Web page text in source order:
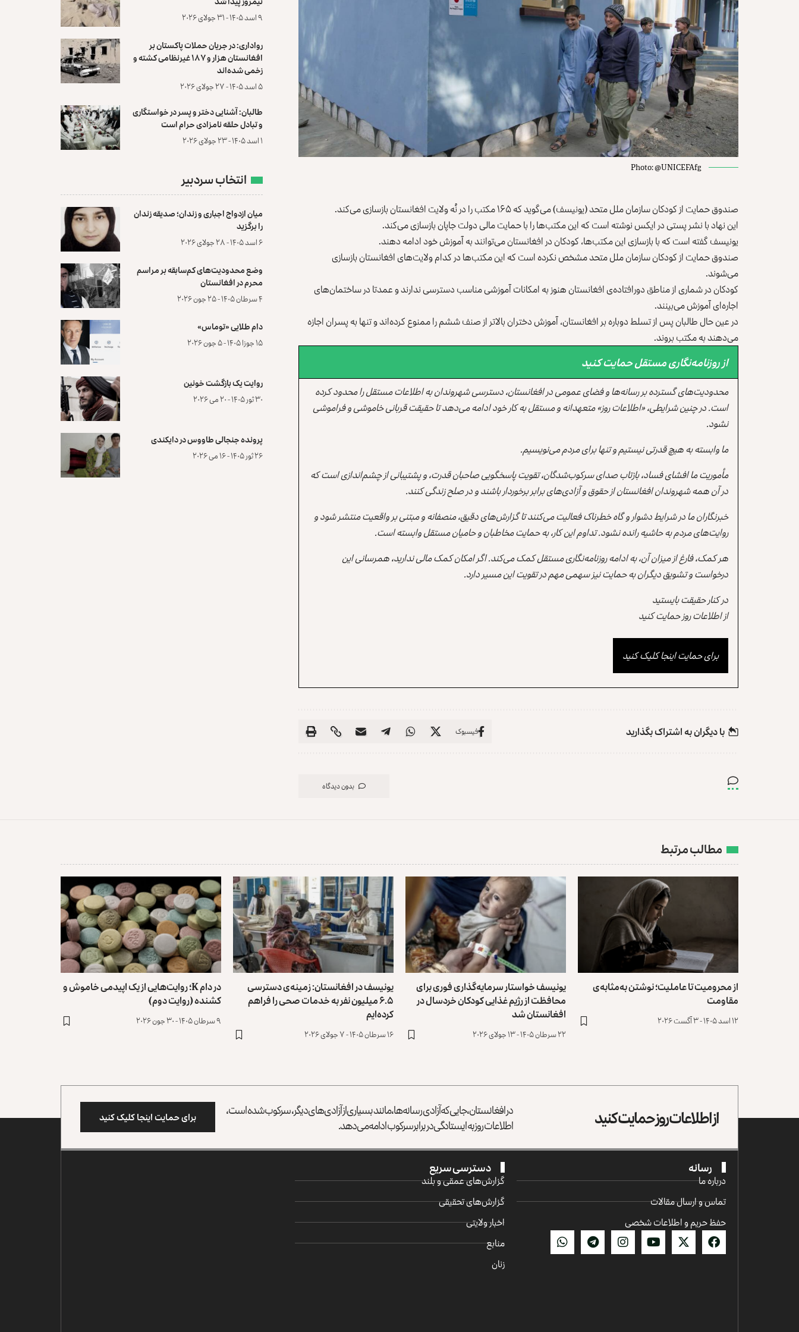
Photo: @UNICEFAfg
صندوق حمایت از کودکان سازمان ملل متحد (یونیسف) می‌گوید که ۱۶۵ مکتب را در نُه ولایت افغانستان بازسازی می‌کند.
این نهاد با نشر پستی در ایکس نوشته است که این مکتب‌ها را با حمایت مالی دولت جاپان بازسازی می‌کند.
یونیسف گفته است که با بازسازی این مکتب‌ها، کودکان در افغانستان می‌توانند به آموزش خود ادامه دهند.
صندوق حمایت از کودکان سازمان ملل متحد مشخص نکرده است که این مکتب‌ها در کدام ولایت‌های افغانستان بازسازی
می‌شوند.
کودکان در شماری از مناطق دورافتاده‌ی افغانستان هنوز به امکانات آموزشی مناسب دسترسی ندارند و عمدتا در ساختمان‌های
اجاره‌ای آموزش می‌بینند.
در عین حال طالبان پس از تسلط دوباره بر افغانستان، آموزش دختران بالاتر از صنف ششم را ممنوع کرده‌اند و تنها به پسران اجازه
می‌دهند به مکتب بروند.
از روزنامه‌نگاری مستقل حمایت کنید
محدودیت‌های گسترده بر رسانه‌ها و فضای عمومی در افغانستان، دسترسی شهروندان به اطلاعات مستقل را محدود کرده
است. در چنین شرایطی، «اطلاعات روز» متعهدانه و مستقل به کار خود ادامه می‌دهد تا حقیقت قربانی خاموشی و فراموشی
نشود.
ما وابسته به هیچ قدرتی نیستیم و تنها برای مردم می‌نویسیم.
مأموریت ما افشای فساد، بازتاب صدای سرکوب‌شدگان، تقویت پاسخگویی صاحبان قدرت، و پشتیبانی از چشم‌اندازی است که
در آن همه شهروندان افغانستان از حقوق و آزادی‌های برابر برخوردار باشند و در صلح زندگی کنند.
خبرنگاران ما در شرایط دشوار و گاه خطرناک فعالیت می‌کنند تا گزارش‌های دقیق، منصفانه و مبتنی بر واقعیت منتشر شود و
روایت‌های مردم به حاشیه رانده نشود. تداوم این کار، به حمایت مخاطبان و حامیان مستقل وابسته است.
هر کمک، فارغ از میزان آن، به ادامه روزنامه‌نگاری مستقل کمک می‌کند. اگر امکان کمک مالی ندارید، همرسانی این
درخواست و تشویق دیگران به حمایت نیز سهمی مهم در تقویت این مسیر دارد.
در کنار حقیقت بایستید
از اطلاعات روز حمایت کنید
برای حمایت اینجا کلیک کنید
با دیگران به‌‌ اشتراک بگذارید فیسبوک
بدون دیدگاه
۹ اسد ۱۴۰۵ - ۳۱ جولای ۲۰۲۶
رواداری: در جریان حملات پاکستان بر
افغانستان هزار و ۱۸۷ غیرنظامی کشته و
زخمی شده‌اند
۵ اسد ۱۴۰۵ - ۲۷ جولای ۲۰۲۶
طالبان: آشنایی دختر و پسر در خواستگاری
و تبادل حلقه نامزادی حرام است
۱ اسد ۱۴۰۵ - ۲۳ جولای ۲۰۲۶
انتخاب سردبیر
میان ازدواج اجباری و زندان؛ صدیقه زندان
را برگزید
۶ اسد ۱۴۰۵ - ۲۸ جولای ۲۰۲۶
وضع محدودیت‌های کم‌سابقه بر مراسم
محرم در افغانستان
۴ سرطان ۱۴۰۵ - ۲۵ جون ۲۰۲۶
دام طلایی «توماس»
۱۵ جوزا ۱۴۰۵ - ۵ جون ۲۰۲۶
روایت یک بازگشت خونین
۳۰ ثور ۱۴۰۵ - ۲۰ می ۲۰۲۶
پرونده‌ جنجالی طاووس در دایکندی
۲۶ ثور ۱۴۰۵ - ۱۶ می ۲۰۲۶
مطالب مرتبط
از محرومیت تا عاملیت؛ نوشتن به‌مثابه‌ی
مقاومت
۱۲ اسد ۱۴۰۵ - ۳ آگست ۲۰۲۶
یونیسف خواستار سرمایه‌گذاری فوری برای
محافظت از رژیم غذایی کودکان خردسال در
افغانستان شد
۲۲ سرطان ۱۴۰۵ - ۱۳ جولای ۲۰۲۶
یونیسف در افغانستان: زمینه‌ی دسترسی
۶.۵ میلیون نفر به ‏خدمات صحی را فراهم
کرده‌ایم
۱۶ سرطان ۱۴۰۵ - ۷ جولای ۲۰۲۶
در دام K؛ روایت‌هایی از یک اپیدمی خاموش و
کشنده (روایت دوم)
۹ سرطان ۱۴۰۵ - ۳۰ جون ۲۰۲۶
از اطلاعات روز حمایت کنید در افغانستان، جایی که آزادی رسانه‌ها، مانند بسیاری از آزادی‌های دیگر، سرکوب شده است،
اطلاعات روز به ایستادگی در برابر سرکوب ادامه می‌دهد. برای حمایت اینجا کلیک کنید
رسانه
درباره ما
تماس و ارسال مقالات
حفظ حریم و اطلاعات شخصی
دسترسی سریع
گزارش‌‌های عمقی و بلند
گزارش‌های تحقیقی
اخبار ولایتی
منابع
زنان